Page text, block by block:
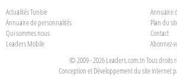
Actualités Tunisie
Annuaire
Annuaire de personnalités
Plan du
Qui sommes nous
Contact
Leaders Mobile
Abonnez-
© 2009 - 2026 Leaders.com.tn Tous droits
Conception et Développement du site internet